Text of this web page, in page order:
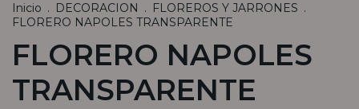
Inicio . DECORACION . FLOREROS Y JARRONES .
FLORERO NAPOLES TRANSPARENTE
FLORERO NAPOLES
TRANSPARENTE